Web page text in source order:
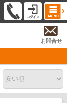
お問合せ